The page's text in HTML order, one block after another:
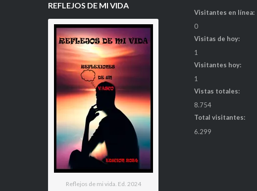
REFLEJOS DE MI VIDA
Reflejos de mi vida. Ed. 2024
Visitantes en línea:
0
Visitas de hoy:
1
Visitantes hoy:
1
Vistas totales:
8.754
Total visitantes:
6.299